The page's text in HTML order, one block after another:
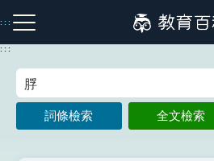
到
主
:::
注音索引圖示 筆畫索引圖示
:::
詞條檢索 全文檢索